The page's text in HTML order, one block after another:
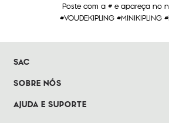
Poste com a # e apareça no
#VOUDEKIPLING #MINIKIPLING
SAC
SOBRE NÓS
AJUDA E SUPORTE